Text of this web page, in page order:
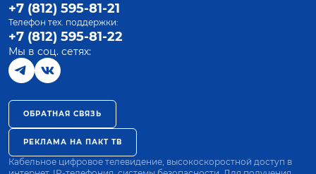
+7 (812) 595-81-21
Телефон тех. поддержки:
+7 (812) 595-81-22
Мы в соц. сетях:
ОБРАТНАЯ СВЯЗЬ
РЕКЛАМА НА ПАКТ ТВ
Кабельное цифровое телевидение, высокоскоростной доступ в